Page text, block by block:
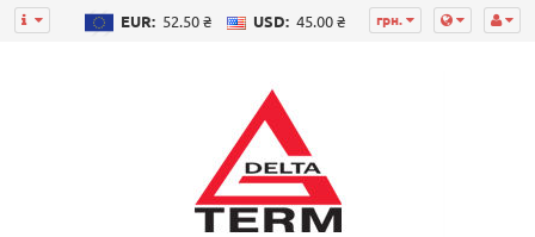
грн.
EUR: 52.50 ₴ USD: 45.00 ₴